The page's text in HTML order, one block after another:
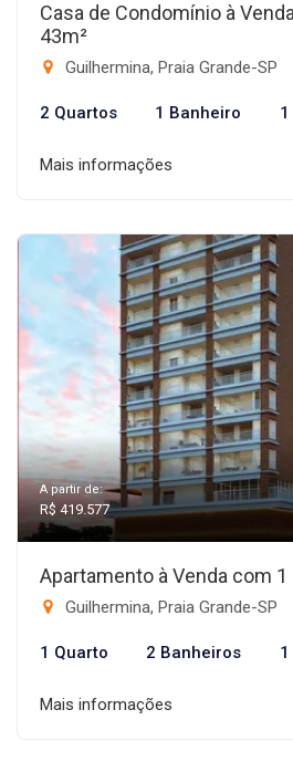
Casa de Condomínio à
43m²
Guilhermina, Praia Grande-SP
2 Quartos 1 Banheiro
Mais informações
A partir de:
R$ 419.577
Apartamento à Venda com 1
Guilhermina, Praia Grande-SP
1 Quarto 2 Banheiros
Mais informações